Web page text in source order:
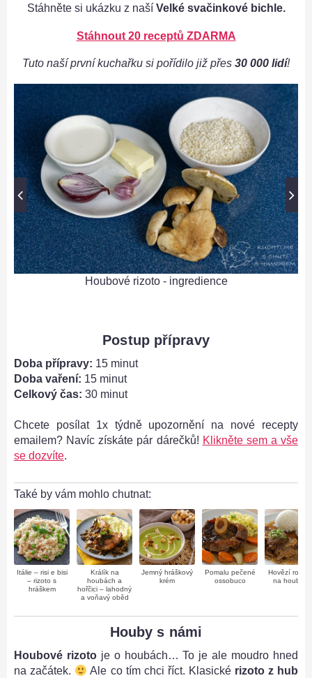
Stáhněte si ukázku z naší Velké svačinkové bichle.
Stáhnout 20 receptů ZDARMA
Tuto naší první kuchařku si pořídilo již přes 30 000 lidí!
Houbové rizoto - ingredience
Postup přípravy
Doba přípravy: 15 minut
Doba vaření: 15 minut
Celkový čas: 30 minut
Chcete posílat 1x týdně upozornění na nové recepty
emailem? Navíc získáte pár dárečků! Klikněte sem a vše
se dozvíte.
Také by vám mohlo chutnat:
Itálie – risi e bisi
– rizoto s
hráškem
Králík na
houbách a
hořčici – lahodný
a voňavý oběd
Jemný hráškový
krém
Pomalu pečené
ossobuco
Hovězí
na houbách
Houby s námi
Houbové rizotoje o houbách… To je ale moudro hned
na začátek.
Ale co tím chci říct. Klasické rizoto z hub